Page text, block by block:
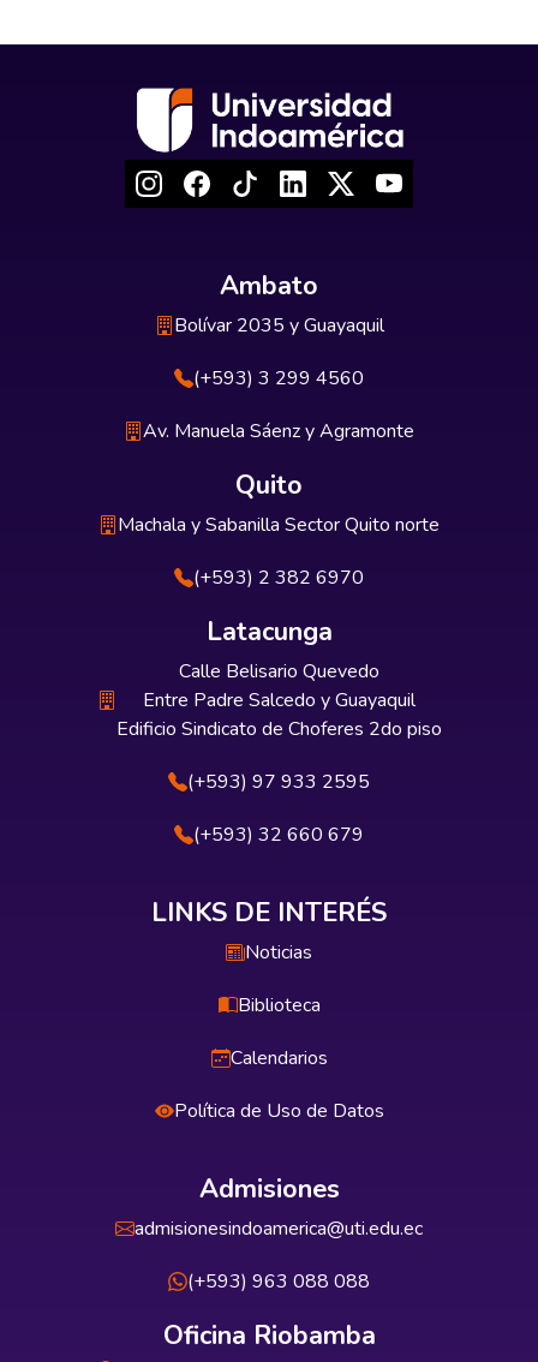
Ambato
Bolívar 2035 y Guayaquil
(+593) 3 299 4560
Av. Manuela Sáenz y Agramonte
Quito
Machala y Sabanilla Sector Quito norte
(+593) 2 382 6970
Latacunga
Calle Belisario Quevedo
Entre Padre Salcedo y Guayaquil
Edificio Sindicato de Choferes 2do piso
(+593) 97 933 2595
(+593) 32 660 679
LINKS DE INTERÉS
Noticias
Biblioteca
Calendarios
Política de Uso de Datos
Admisiones
admisionesindoamerica@uti.edu.ec
(+593) 963 088 088
Oficina Riobamba